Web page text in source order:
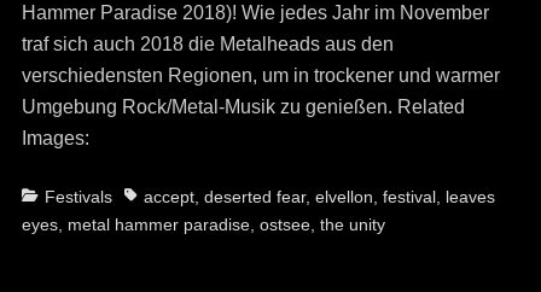
Hammer Paradise 2018)! Wie jedes Jahr im November
traf sich auch 2018 die Metalheads aus den
verschiedensten Regionen, um in trockener und warmer
Umgebung Rock/Metal-Musik zu genießen. Related
Images:
Categories
Festivals Tagsaccept, deserted fear, elvellon festival, leaves
eyes, metal hammer paradise, ostsee, the unity